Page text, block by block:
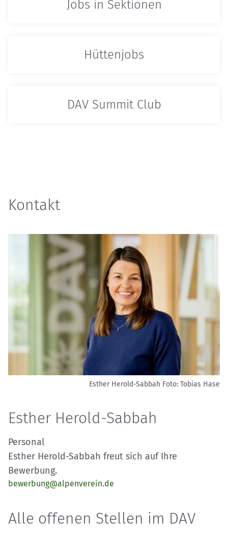
Jobs in Sektionen
Hüttenjobs
DAV Summit Club
Kontakt
Esther Herold-Sabbah Foto: Tobias Hase
Esther Herold-Sabbah
Personal
Esther Herold-Sabbah freut sich auf Ihre
Bewerbung.
bewerbung@alpenverein.de
Alle offenen Stellen im DAV